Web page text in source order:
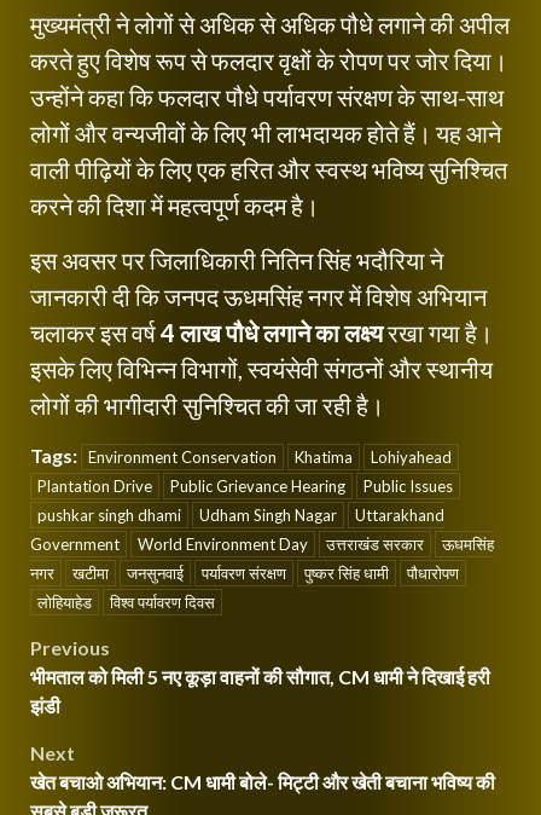
मुख्यमंत्री ने लोगों से अधिक से अधिक पौधे लगाने की अपील
करते हुए विशेष रूप से फलदार वृक्षों के रोपण पर जोर दिया।
उन्होंने कहा कि फलदार पौधे पर्यावरण संरक्षण के साथ-साथ
लोगों और वन्यजीवों के लिए भी लाभदायक होते हैं। यह आने
वाली पीढ़ियों के लिए एक हरित और स्वस्थ भविष्य सुनिश्चित
करने की दिशा में महत्वपूर्ण कदम है।
इस अवसर पर जिलाधिकारी नितिन सिंह भदौरिया ने
जानकारी दी कि जनपद ऊधमसिंह नगर में विशेष अभियान
चलाकर इस वर्ष4 लाख पौधे लगाने का लक्ष्यरखा गया है।
इसके लिए विभिन्न विभागों, स्वयंसेवी संगठनों और स्थानीय
लोगों की भागीदारी सुनिश्चित की जा रही है।
Tags: Environment Conservation Khatima
Lohiyahead
Plantation Drive
Public Grievance Hearing
Public Issues
pushkar singh dhami
Udham Singh Nagar
Uttarakhand
Government
World Environment Day उत्तराखंड सरकार
ऊधमसिंह
नगर
खटीमा जनसुनवाई पर्यावरण संरक्षण पुष्कर सिंह धामी
पौधारोपण
लोहियाहेड
विश्व पर्यावरण दिवस
Post
navigation
Previous
भीमताल को मिली 5 नए कूड़ा वाहनों की सौगात, CM धामी ने दिखाई हरी
झंडी
Next
खेत बचाओ अभियान: CM धामी बोले- मिट्टी और खेती बचाना भविष्य की